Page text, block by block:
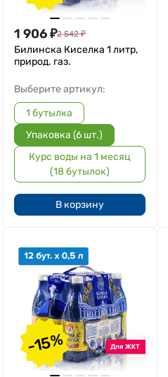
1 906₽2 542 ₽
Билинска Киселка 1 литр,
природ. газ.
Выберите артикул:
1 бутылка
Упаковка (6 шт.)
Курс воды на 1 месяц
(18 бутылок)
В корзину
-15%